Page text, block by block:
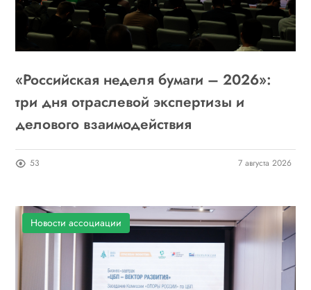
«Российская неделя бумаги – 2026»:
три дня отраслевой экспертизы и
делового взаимодействия
53 7 августа 2026
Новости ассоциации